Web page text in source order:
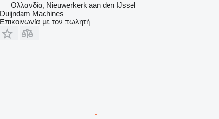
Ολλανδία, Nieuwerkerk aan den IJssel
Duijndam Machines
Επικοινωνία με τον πωλητή